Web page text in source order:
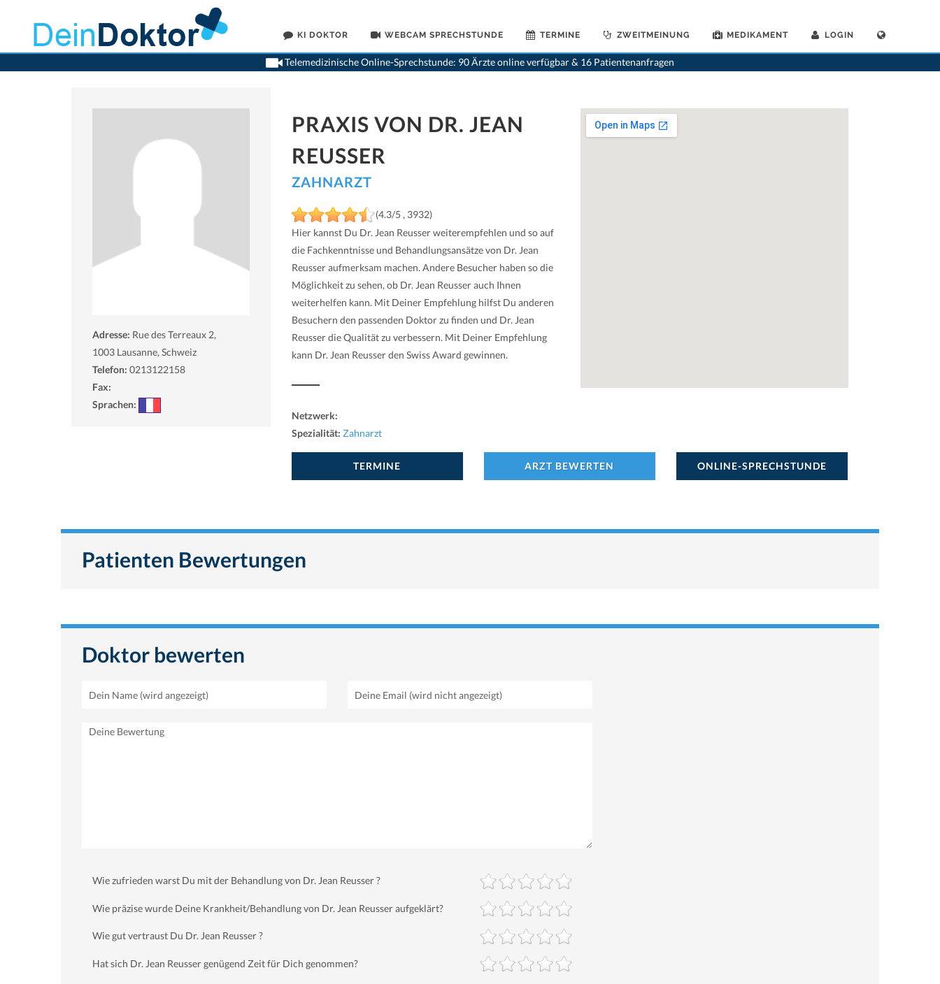
KI DOKTOR WEBCAM SPRECHSTUNDE TERMINE ZWEITMEINUNG MEDIKAMENT LOGIN
Telemedizinische Online-Sprechstunde: 90 Ärzte online verfügbar & 16 Patientenanfragen
>Zahnaerzte>Lausanne>Dr. Jean Reusser>Praxis von Dr. Jean Reusser
Adresse: Rue des Terreaux 2,
1003 Lausanne, Schweiz
Telefon: 0213122158
Fax:
Sprachen:
PRAXIS VON DR. JEAN
REUSSER
ZAHNARZT
(4.3/5 , 3932)
Hier kannst Du Dr. Jean Reusser weiterempfehlen und so auf
die Fachkenntnisse und Behandlungsansätze von Dr. Jean
Reusser aufmerksam machen. Andere Besucher haben so die
Möglichkeit zu sehen, ob Dr. Jean Reusser auch Ihnen
weiterhelfen kann. Mit Deiner Empfehlung hilfst Du anderen
Besuchern den passenden Doktor zu finden und Dr. Jean
Reusser die Qualität zu verbessern. Mit Deiner Empfehlung
kann Dr. Jean Reusser den Swiss Award gewinnen.
Netzwerk:
Spezialität: Zahnarzt
TERMINE ARZT BEWERTEN ONLINE-SPRECHSTUNDE
Patienten Bewertungen
Doktor bewerten
Wie zufrieden warst Du mit der Behandlung von Dr. Jean Reusser ?
Wie präzise wurde Deine Krankheit/Behandlung von Dr. Jean Reusser aufgeklärt?
Wie gut vertraust Du Dr. Jean Reusser ?
Hat sich Dr. Jean Reusser genügend Zeit für Dich genommen?